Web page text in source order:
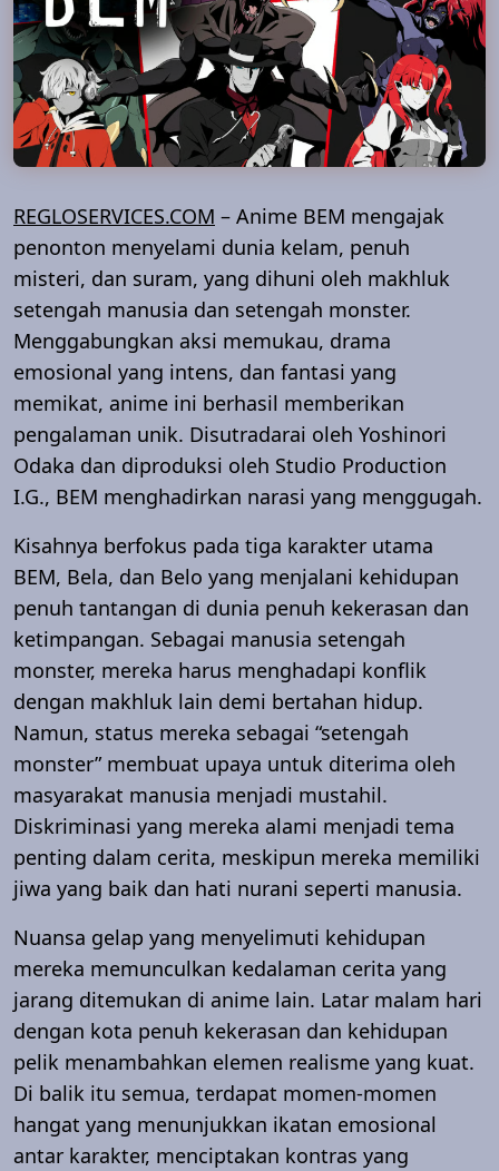
REGLOSERVICES.COM – Anime BEM mengajak
penonton menyelami dunia kelam, penuh
misteri, dan suram, yang dihuni oleh makhluk
setengah manusia dan setengah monster.
Menggabungkan aksi memukau, drama
emosional yang intens, dan fantasi yang
memikat, anime ini berhasil memberikan
pengalaman unik. Disutradarai oleh Yoshinori
Odaka dan diproduksi oleh Studio Production
I.G., BEM menghadirkan narasi yang menggugah.
Kisahnya berfokus pada tiga karakter utama
BEM, Bela, dan Belo yang menjalani kehidupan
penuh tantangan di dunia penuh kekerasan dan
ketimpangan. Sebagai manusia setengah
monster, mereka harus menghadapi konflik
dengan makhluk lain demi bertahan hidup.
Namun, status mereka sebagai “setengah
monster” membuat upaya untuk diterima oleh
masyarakat manusia menjadi mustahil.
Diskriminasi yang mereka alami menjadi tema
penting dalam cerita, meskipun mereka memiliki
jiwa yang baik dan hati nurani seperti manusia.
Nuansa gelap yang menyelimuti kehidupan
mereka memunculkan kedalaman cerita yang
jarang ditemukan di anime lain. Latar malam hari
dengan kota penuh kekerasan dan kehidupan
pelik menambahkan elemen realisme yang kuat.
Di balik itu semua, terdapat momen-momen
hangat yang menunjukkan ikatan emosional
antar karakter, menciptakan kontras yang